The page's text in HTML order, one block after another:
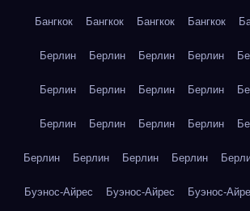
Бангкок Бангкок Бангкок Бангкок
Берлин Берлин Берлин Берлин
Берлин Берлин Берлин Берлин
Берлин Берлин Берлин Берлин
Берлин Берлин Берлин Берлин
Буэнос-Айрес Буэнос-Айрес Буэнос-